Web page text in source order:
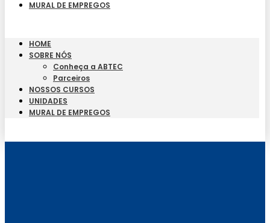
MURAL DE EMPREGOS
HOME
SOBRE NÓS
Conheça a ABTEC
Parceiros
NOSSOS CURSOS
UNIDADES
MURAL DE EMPREGOS